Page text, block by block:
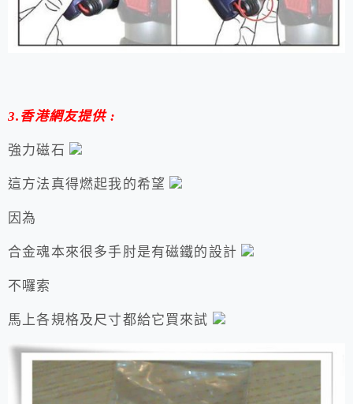
3.香港網友提供 :
強力磁石
這方法真得燃起我的希望
因為
合金魂本來很多手肘是有磁鐵的設計
不囉索
馬上各規格及尺寸都給它買來試